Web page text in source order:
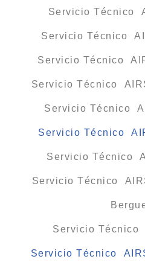
Servicio Técnico
Servicio Técnico
Servicio Técnico
Servicio Técnico
Servicio Técnico
Servicio Técnico
Servicio Técnico
Servicio Técnico
Servicio Técnico
Servicio Técnico